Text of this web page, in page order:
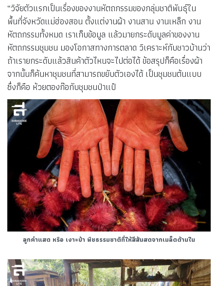
“วิจัยตัวแรกเป็นเรื่องของงานหัตถกรรมของกลุ่มชาติพันธุ์ใน
พื้นที่จังหวัดแม่ฮ่องสอน ตั้งแต่งานผ้า งานสาน งานเหล็ก งาน
หัตถกรรมทั้งหมด เราเก็บข้อมูล แล้วมายกระดับมูลค่าของงาน
หัตถกรรมชุมชน มองโอกาสทางการตลาด วิเคราะห์กับชาวบ้านว่า
ถ้าเรายกระดับแล้วสินค้าตัวไหนจะไปต่อได้ ข้อสรุปก็คือเรื่องผ้า
จากนั้นก็ค้นหาชุมชนที่สามารถขยับตัวเองได้ เป็นชุมชนต้นแบบ
ซึ่งก็คือ ห้วยตองก๊อกับชุมชนป่าแป๋
ลูกคำแสด หรือ เงาะป่า พืชธรรมชาติที่ให้สีส้มสดจากเมล็ดด้านใน